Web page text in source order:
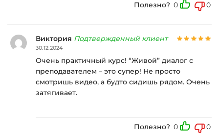
Полезно? 0 0
Виктория Подтвержденный клиент
30.12.2024
Очень практичный курс! “Живой” диалог с
преподавателем – это супер! Не просто
смотришь видео, а будто сидишь рядом. Очень
затягивает.
Полезно? 0 0